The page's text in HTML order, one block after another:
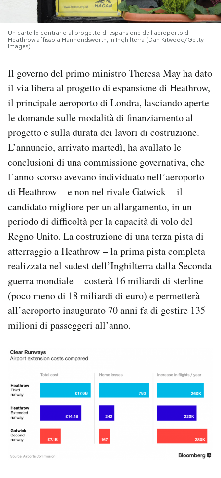
I MIEI PREFERITI
SHOP
CALENDARIO
AREA PERSONALE
Area Personale
Newsletter
Notifiche mobile
Regala il Post
Hai bisogno di aiuto?
Esci
Un cartello contrario al progetto di espansione dell'aeroporto di
Heathrow affisso a Harmondsworth, in Inghilterra (Dan Kitwood/Getty
Images)
Il governo del primo ministro Theresa May ha dato
il via libera al progetto di espansione di Heathrow,
il principale aeroporto di Londra, lasciando aperte
le domande sulle modalità di finanziamento al
progetto e sulla durata dei lavori di costruzione.
L’annuncio, arrivato martedì, ha avallato le
conclusioni di una commissione governativa, che
l’anno scorso avevano individuato nell’aeroporto
di Heathrow – e non nel rivale Gatwick – il
candidato migliore per un allargamento, in un
periodo di difficoltà per la capacità di volo del
Regno Unito. La costruzione di una terza pista di
atterraggio a Heathrow – la prima pista completa
realizzata nel sudest dell’Inghilterra dalla Seconda
guerra mondiale – costerà 16 miliardi di sterline
(poco meno di 18 miliardi di euro) e permetterà
all’aeroporto inaugurato 70 anni fa di gestire 135
milioni di passeggeri all’anno.